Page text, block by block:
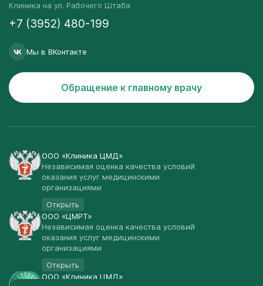
Клиника на ул. Рабочего Штаба
+7 (3952) 480-199
Мы в ВКонтакте
Обращение к главному врачу
ООО «Клиника ЦМД»
Независимая оценка качества условий
оказания услуг медицинскими
организациями
Открыть
ООО «ЦМРТ»
Независимая оценка качества условий
оказания услуг медицинскими
организациями
Открыть
ООО «Клиника ЦМД»